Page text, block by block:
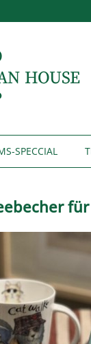
SPECCIAL